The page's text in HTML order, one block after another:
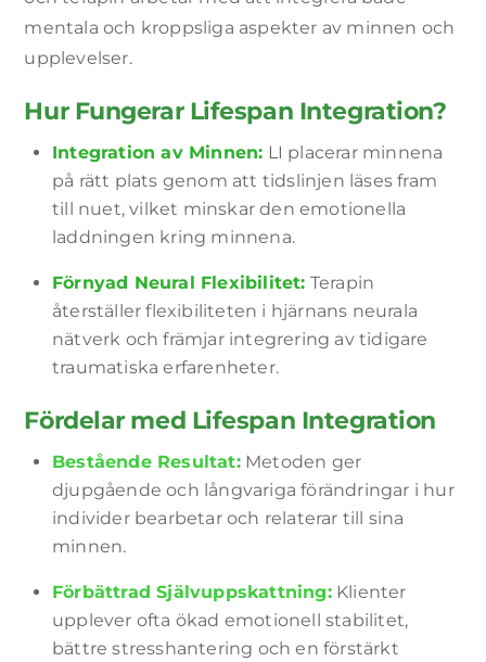
mentala och kroppsliga aspekter av minnen och
upplevelser.
Hur Fungerar Lifespan Integration?
Integration av Minnen: LI placerar minnena
på rätt plats genom att tidslinjen läses fram
till nuet, vilket minskar den emotionella
laddningen kring minnena.
Förnyad Neural Flexibilitet: Terapin
återställer flexibiliteten i hjärnans neurala
nätverk och främjar integrering av tidigare
traumatiska erfarenheter.
Fördelar med Lifespan Integration
Bestående Resultat:Metoden ger
djupgående och långvariga förändringar i hur
individer bearbetar och relaterar till sina
minnen.
Förbättrad Självuppskattning:Klienter
upplever ofta ökad emotionell stabilitet,
bättre stresshantering och en förstärkt